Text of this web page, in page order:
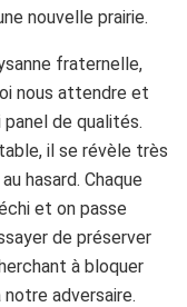
nouvelle prairie.
fraternelle,
nous attendre et
panel de qualités.
il se révèle très
hasard. Chaque
et on passe
de préserver
à bloquer
adversaire.